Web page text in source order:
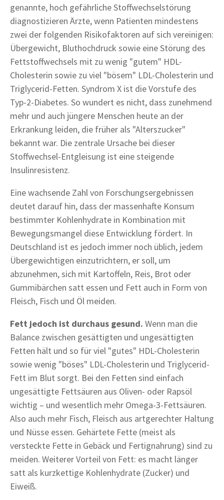
genannte, hoch gefährliche Stoffwechselstörung
diagnostizieren Ärzte, wenn Patienten mindestens
zwei der folgenden Risikofaktoren auf sich vereinigen:
Übergewicht, Bluthochdruck sowie eine Störung des
Fettstoffwechsels mit zu wenig "gutem" HDL-
Cholesterin sowie zu viel "bösem" LDL-Cholesterin und
Triglycerid-Fetten. Syndrom X ist die Vorstufe des
Typ-2-Diabetes. So wundert es nicht, dass zunehmend
mehr und auch jüngere Menschen heute an der
Erkrankung leiden, die früher als "Alterszucker"
bekannt war. Die zentrale Ursache bei dieser
Stoffwechsel-Entgleisung ist eine steigende
Insulinresistenz.
Eine wachsende Zahl von Forschungsergebnissen
deutet darauf hin, dass der massenhafte Konsum
bestimmter Kohlenhydrate in Kombination mit
Bewegungsmangel diese Entwicklung fördert. In
Deutschland ist es jedoch immer noch üblich, jedem
Übergewichtigen einzutrichtern, er soll, um
abzunehmen, sich mit Kartoffeln, Reis, Brot oder
Gummibärchen satt essen und Fett auch in Form von
Fleisch, Fisch und Öl meiden.
Fett jedoch ist durchaus gesund. Wenn man die
Balance zwischen gesättigten und ungesättigten
Fetten hält und so für viel "gutes" HDL-Cholesterin
sowie wenig "böses" LDL-Cholesterin und Triglycerid-
Fett im Blut sorgt. Bei den Fetten sind einfach
ungesättigte Fettsäuren aus Oliven- oder Rapsöl
wichtig – und wesentlich mehr Omega-3-Fettsäuren.
Also auch mehr Fisch, Fleisch aus artgerechter Haltung
und Nüsse essen. Gehärtete Fette (meist als
versteckte Fette in Gebäck und Fertignahrung) sind zu
meiden. Weiterer Vorteil von Fett: es macht länger
satt als kurzkettige Kohlenhydrate (Zucker) und
Eiweiß.